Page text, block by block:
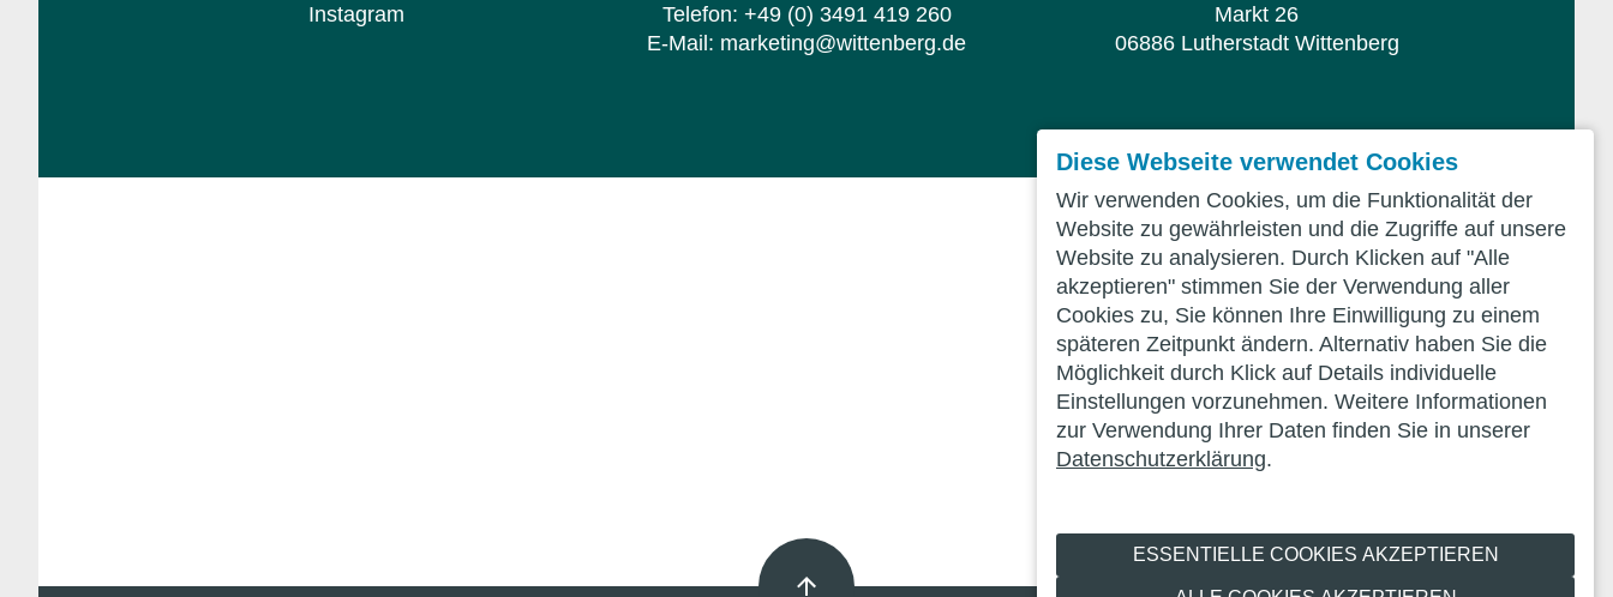
Diese Webseite verwendet Cookies
Wir verwenden Cookies, um die Funktionalität der
Website zu gewährleisten und die Zugriffe auf unsere
Website zu analysieren. Durch Klicken auf "Alle
akzeptieren" stimmen Sie der Verwendung aller
Cookies zu, Sie können Ihre Einwilligung zu einem
späteren Zeitpunkt ändern. Alternativ haben Sie die
Möglichkeit durch Klick auf Details individuelle
Einstellungen vorzunehmen. Weitere Informationen
zur Verwendung Ihrer Daten finden Sie in unserer
Datenschutzerklärung.
ESSENTIELLE COOKIES AKZEPTIEREN
Instagram
Telefon: +49 (0) 3491 419 260
E-Mail: marketing@wittenberg.de
Markt 26
06886 Lutherstadt Wittenberg